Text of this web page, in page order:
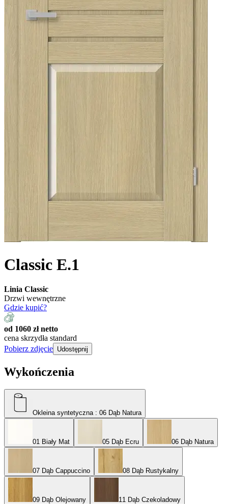
Classic E.1
Linia Classic
Drzwi wewnętrzne
Gdzie kupić?
od 1060 zł netto
cena skrzydła standard
Pobierz zdjęcie Udostępnij
Wykończenia
Okleina syntetyczna : 06 Dąb Natura
01 Biały Mat 05 Dąb Ecru 06 Dąb Natura
07 Dąb Cappuccino 08 Dąb Rustykalny
09 Dąb Olejowany 11 Dąb Czekoladowy